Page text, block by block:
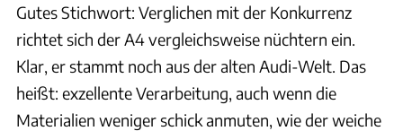
Gutes Stichwort: Verglichen mit der Konkurrenz
richtet sich der A4 vergleichsweise nüchtern ein.
Klar, er stammt noch aus der alten Audi-Welt. Das
heißt: exzellente Verarbeitung, auch wenn die
Materialien weniger schick anmuten, wie der weiche